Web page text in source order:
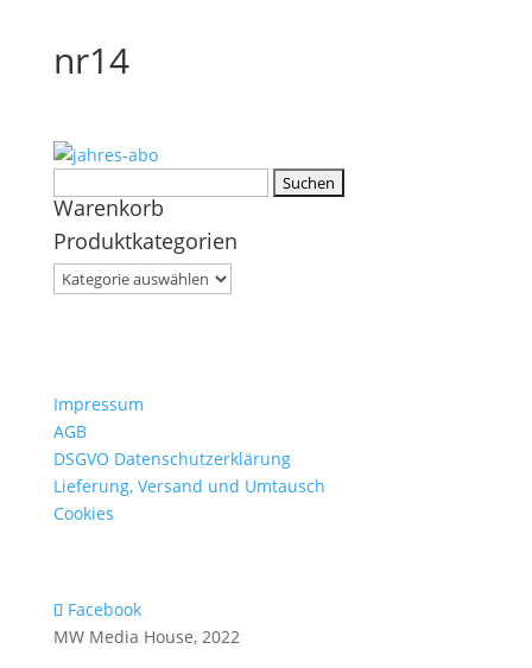
nr14
nach:
Warenkorb
Produktkategorien
Impressum
AGB
DSGVO Datenschutzerklärung
Lieferung, Versand und Umtausch
Cookies
Facebook
MW Media House, 2022